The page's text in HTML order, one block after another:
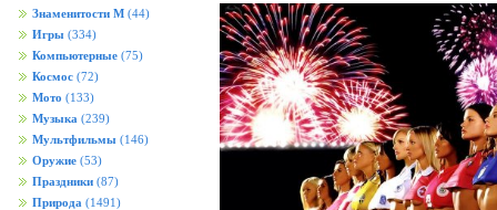
Знаменитости М (44)
Игры (334)
Компьютерные (75)
Космос (72)
Мото (133)
Музыка (239)
Мультфильмы (146)
Оружие (53)
Праздники (87)
Природа (1491)